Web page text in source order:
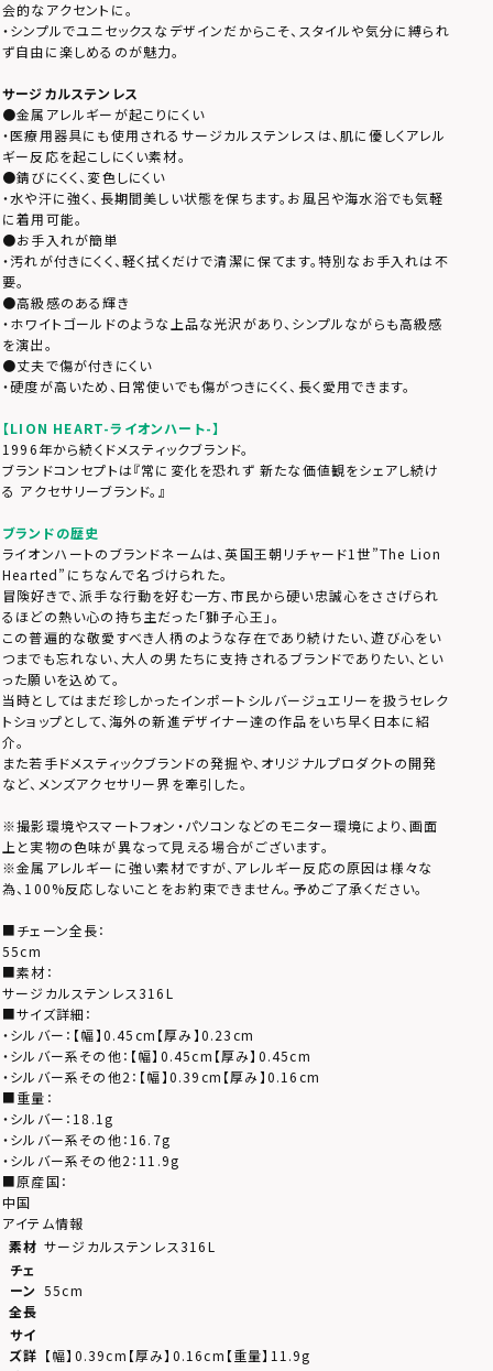
会的なアクセントに。
・シンプルでユニセックスなデザインだからこそ、スタイルや気分に縛られ
ず自由に楽しめるのが魅力。
サージカルステンレス
●金属アレルギーが起こりにくい
・医療用器具にも使用されるサージカルステンレスは、肌に優しくアレル
ギー反応を起こしにくい素材。
●錆びにくく、変色しにくい
・水や汗に強く、長期間美しい状態を保ちます。お風呂や海水浴でも気軽
に着用可能。
●お手入れが簡単
・汚れが付きにくく、軽く拭くだけで清潔に保てます。特別なお手入れは不
要。
●高級感のある輝き
・ホワイトゴールドのような上品な光沢があり、シンプルながらも高級感
を演出。
●丈夫で傷が付きにくい
・硬度が高いため、日常使いでも傷がつきにくく、長く愛用できます。
【LION HEART-ライオンハート-】
1996年から続くドメスティックブランド。
ブランドコンセプトは『常に変化を恐れず 新たな価値観をシェアし続け
る アクセサリーブランド。』
ブランドの歴史
ライオンハートのブランドネームは、英国王朝リチャード1世”The Lion
Hearted”にちなんで名づけられた。
冒険好きで、派手な行動を好む一方、市民から硬い忠誠心をささげられ
るほどの熱い心の持ち主だった「獅子心王」。
この普遍的な敬愛すべき人柄のような存在であり続けたい、遊び心をい
つまでも忘れない、大人の男たちに支持されるブランドでありたい、とい
った願いを込めて。
当時としてはまだ珍しかったインポートシルバージュエリーを扱うセレク
トショップとして、海外の新進デザイナー達の作品をいち早く日本に紹
介。
また若手ドメスティックブランドの発掘や、オリジナルプロダクトの開発
など、メンズアクセサリー界を牽引した。
※撮影環境やスマートフォン・パソコンなどのモニター環境により、画面
上と実物の色味が異なって見える場合がございます。
※金属アレルギーに強い素材ですが、アレルギー反応の原因は様々な
為、100%反応しないことをお約束できません。予めご了承ください。
■チェーン全長：
55cm
■素材：
サージカルステンレス316L
■サイズ詳細：
・シルバー：【幅】0.45cm【厚み】0.23cm
・シルバー系その他：【幅】0.45cm【厚み】0.45cm
・シルバー系その他2：【幅】0.39cm【厚み】0.16cm
■重量：
・シルバー：18.1g
・シルバー系その他：16.7g
・シルバー系その他2：11.9g
■原産国：
中国
アイテム情報
素材 サージカルステンレス316L
チェ
ーン
全長
55cm
サイ
ズ詳 【幅】0.39cm【厚み】0.16cm【重量】11.9g